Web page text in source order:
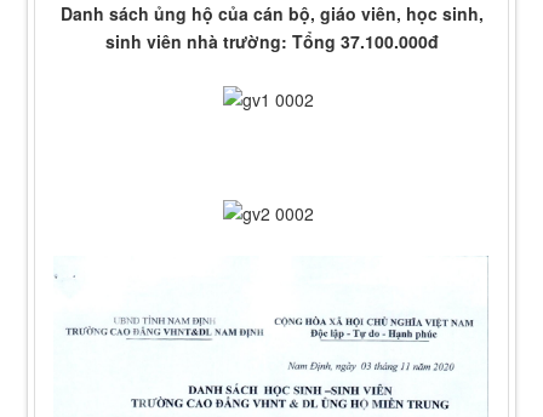
Danh sách ủng hộ của cán bộ, giáo viên, học sinh,
sinh viên nhà trường: Tổng 37.100.000đ